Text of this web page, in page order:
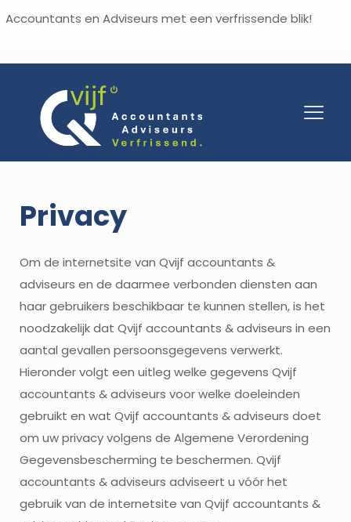
Accountants en Adviseurs met een verfrissende blik!
Privacy
Om de internetsite van Qvijf accountants &
adviseurs en de daarmee verbonden diensten aan
haar gebruikers beschikbaar te kunnen stellen, is het
noodzakelijk dat Qvijf accountants & adviseurs in een
aantal gevallen persoonsgegevens verwerkt.
Hieronder volgt een uitleg welke gegevens Qvijf
accountants & adviseurs voor welke doeleinden
gebruikt en wat Qvijf accountants & adviseurs doet
om uw privacy volgens de Algemene Verordening
Gegevensbescherming te beschermen. Qvijf
accountants & adviseurs adviseert u vóór het
gebruik van de internetsite van Qvijf accountants &